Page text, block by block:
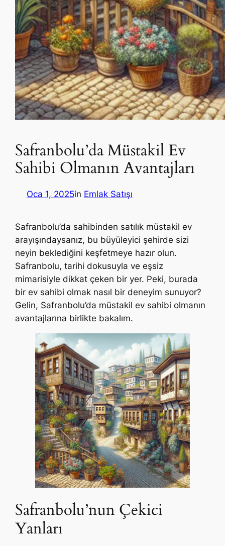
Safranbolu’da Müstakil Ev
Sahibi Olmanın Avantajları
Oca 1, 2025in Emlak Satışı
Safranbolu’da sahibinden satılık müstakil ev
arayışındaysanız, bu büyüleyici şehirde sizi
neyin beklediğini keşfetmeye hazır olun.
Safranbolu, tarihi dokusuyla ve eşsiz
mimarisiyle dikkat çeken bir yer. Peki, burada
bir ev sahibi olmak nasıl bir deneyim sunuyor?
Gelin, Safranbolu’da müstakil ev sahibi olmanın
avantajlarına birlikte bakalım.
Safranbolu’nun Çekici
Yanları